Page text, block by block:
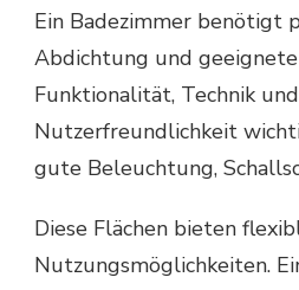
Ein Badezimmer benötigt
Abdichtung und
Funktionalität, Technik und
Nutzerfreundlichkeit
gute Beleuchtung,
Diese Flächen bieten
Nutzungsmöglichkeiten.